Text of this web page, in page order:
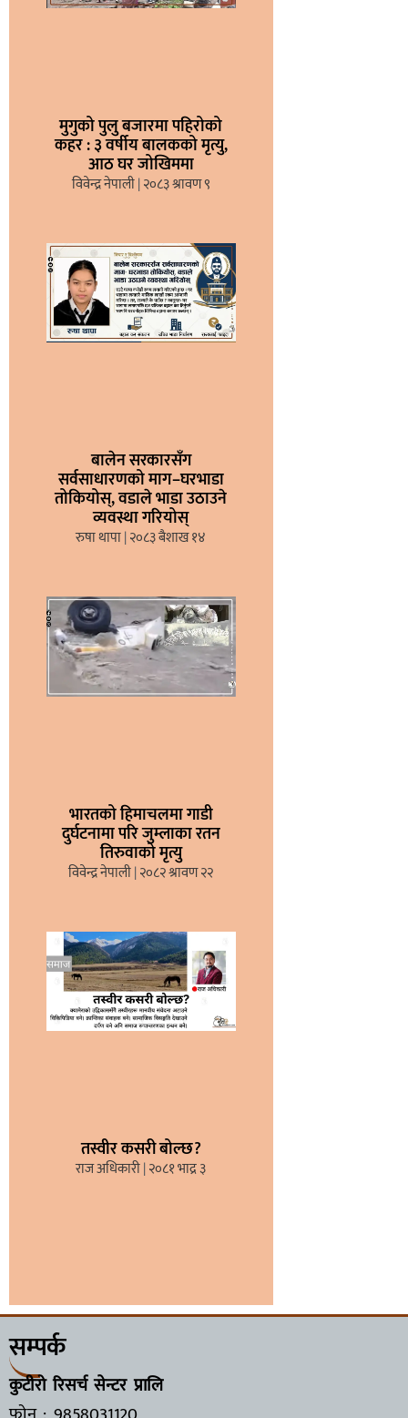
मुगुको पुलु बजारमा पहिरोको
कहर : ३ वर्षीय बालकको मृत्यु,
आठ घर जोखिममा
विवेन्द्र नेपाली २०८३ श्रावण ९
बालेन सरकारसँग
सर्वसाधारणको माग–घरभाडा
तोकियोस्, वडाले भाडा उठाउने
व्यवस्था गरियोस्
रुषा थापा २०८३ बैशाख १४
भारतको हिमाचलमा गाडी
दुर्घटनामा परि जुम्लाका रतन
तिरुवाको मृत्यु
विवेन्द्र नेपाली २०८२ श्रावण २२
तस्वीर कसरी बोल्छ?
राज अधिकारी २०८१ भाद्र ३
सम्पर्क
कुटीरो रिसर्च सेन्टर प्रालि